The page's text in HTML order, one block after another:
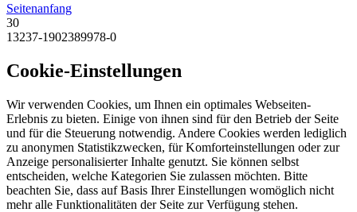
Seitenanfang
30
13237-1902389978-0
Cookie-Einstellungen
Wir verwenden Cookies, um Ihnen ein optimales Webseiten-
Erlebnis zu bieten. Einige von ihnen sind für den Betrieb der Seite
und für die Steuerung notwendig. Andere Cookies werden lediglich
zu anonymen Statistikzwecken, für Komforteinstellungen oder zur
Anzeige personalisierter Inhalte genutzt. Sie können selbst
entscheiden, welche Kategorien Sie zulassen möchten. Bitte
beachten Sie, dass auf Basis Ihrer Einstellungen womöglich nicht
mehr alle Funktionalitäten der Seite zur Verfügung stehen.